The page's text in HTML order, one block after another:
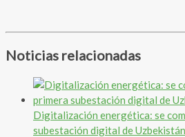
Noticias relacionadas
Digitalización energética: se
subestación digital de Uzbekistán